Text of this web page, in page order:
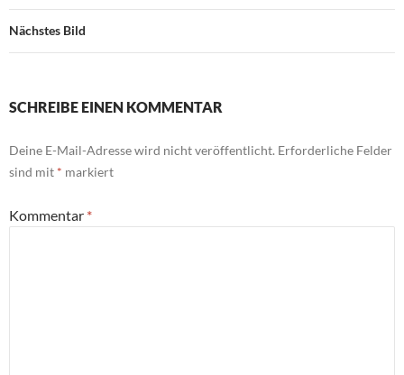
Nächstes Bild
SCHREIBE EINEN KOMMENTAR
Deine E-Mail-Adresse wird nicht veröffentlicht. Erforderliche Felder
sind mit * markiert
Kommentar *